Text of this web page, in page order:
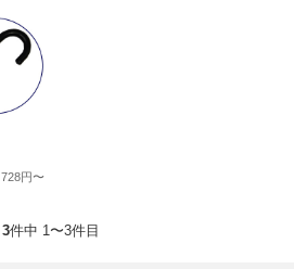
728円〜
3件中 1〜3件目